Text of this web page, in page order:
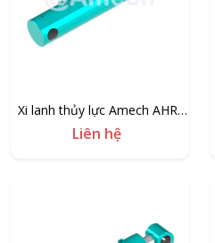
Xi lanh thủy lực Amech AHR-
2P-100/60
Liên hệ